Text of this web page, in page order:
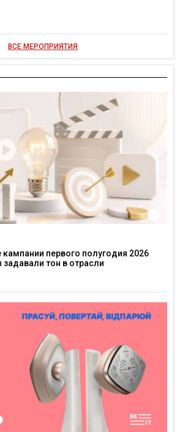
ВСЕ МЕРОПРИЯТИЯ
первого полугодия 2026
тон в отрасли